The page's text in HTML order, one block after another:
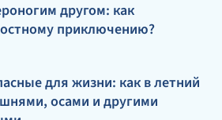
другом: как
приключению?
для жизни: как в летний
осами и другими